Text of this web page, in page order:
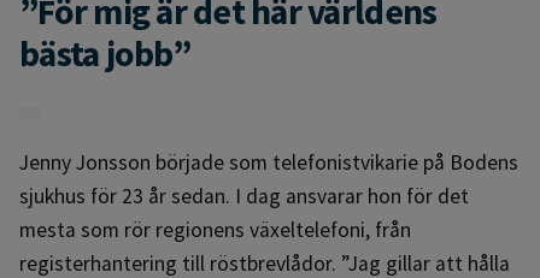
”För mig är det här världens
bästa jobb”
Jenny Jonsson började som telefonistvikarie på Bodens
sjukhus för 23 år sedan. I dag ansvarar hon för det
mesta som rör regionens växeltelefoni, från
registerhantering till röstbrevlådor. ”Jag gillar att hålla